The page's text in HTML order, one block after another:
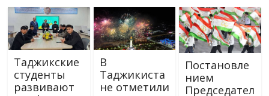
Таджикские
студенты
развивают
В
Таджикиста
не отметили
Постановле
нием
Председател